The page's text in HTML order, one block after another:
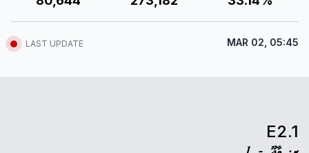
LAST UPDATE MAR 02, 05:45
E2.1